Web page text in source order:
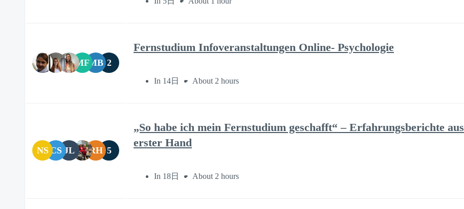
MFMB 2
Fernstudium Infoveranstaltungen Online- Psychologie
In 14日 About 2 hours
NS CS JL RH 5
„So habe ich mein Fernstudium geschafft“ – Erfahrungsberichte aus
erster Hand
In 18日 About 2 hours